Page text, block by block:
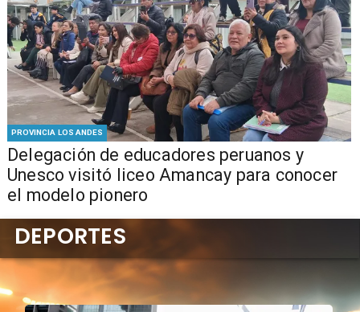
PROVINCIA LOS ANDES
Delegación de educadores peruanos y
Unesco visitó liceo Amancay para conocer
el modelo pionero
DEPORTES